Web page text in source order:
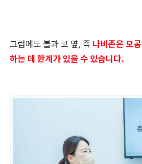
그럼에도 볼과 코 옆, 즉 나비존은 모
하는 데 한계가 있을 수 있습니다.